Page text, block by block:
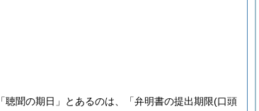
聴聞の期日」とあるのは、「弁明書の提出期限(口頭